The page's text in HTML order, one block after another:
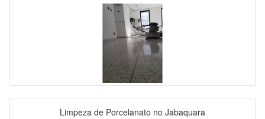
Limpeza de Porcelanato no Jabaquara